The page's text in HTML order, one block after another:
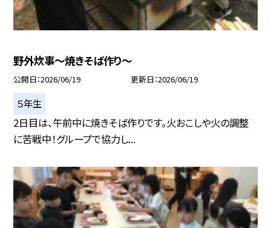
野外炊事〜焼きそば作り〜
公開日 2026/06/19 更新日 2026/06/19
５年生
2日目は、午前中に焼きそば作りです。火おこしや火の調整
に苦戦中！グループで協力し...